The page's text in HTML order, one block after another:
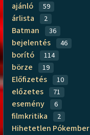
ajánló 59
árlista 2
Batman 36
bejelentés 46
borító 114
börze 19
Előfizetés 10
előzetes 71
esemény 6
filmkritika 2
Hihetetlen Pókember